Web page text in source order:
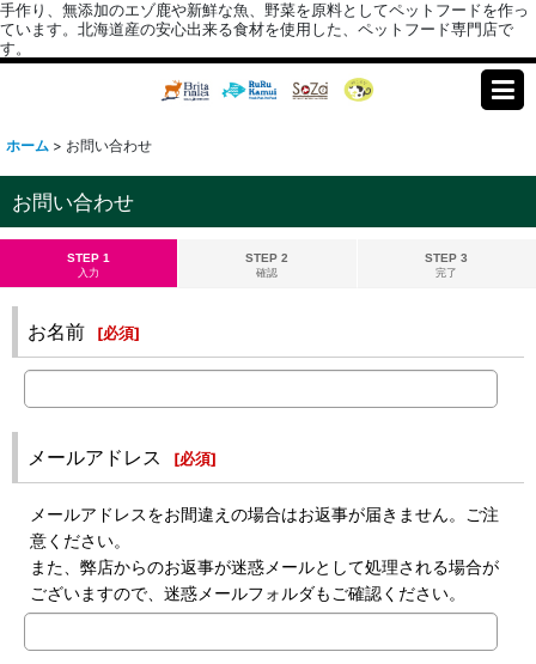
手作り、無添加のエゾ鹿や新鮮な魚、野菜を原料としてペットフードを作っ
ています。北海道産の安心出来る食材を使用した、ペットフード専門店で
す。
ホーム > お問い合わせ
お問い合わせ
STEP 1
入力
STEP 2
確認
STEP 3
完了
お名前 [必須]
メールアドレス [必須]
メールアドレスをお間違えの場合はお返事が届きません。ご注
意ください。
また、弊店からのお返事が迷惑メールとして処理される場合が
ございますので、迷惑メールフォルダもご確認ください。